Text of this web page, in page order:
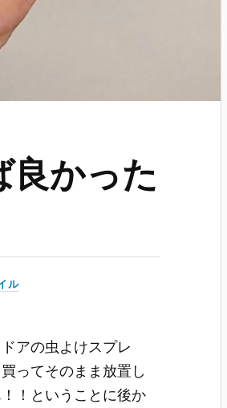
良かった
ル
アの虫よけスプレ
ってそのまま放置し
！ということに後か